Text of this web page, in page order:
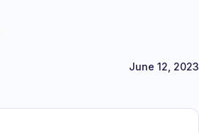
June 12, 2023